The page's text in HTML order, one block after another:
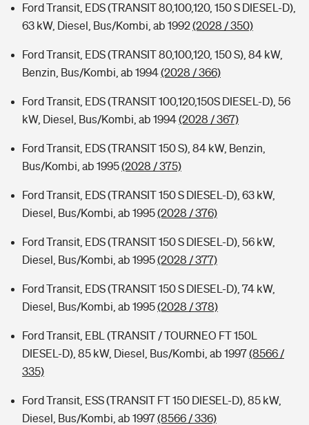
Ford Transit, EDS (TRANSIT 80,100,120, 150 S DIESEL-D),
63 kW, Diesel, Bus/Kombi, ab 1992(2028 / 350)
Ford Transit, EDS (TRANSIT 80,100,120, 150 S), 84 kW,
Benzin, Bus/Kombi, ab 1994(2028 / 366)
Ford Transit, EDS (TRANSIT 100,120,150S DIESEL-D), 56
kW, Diesel, Bus/Kombi, ab 1994(2028 / 367)
Ford Transit, EDS (TRANSIT 150 S), 84 kW, Benzin,
Bus/Kombi, ab 1995(2028 / 375)
Ford Transit, EDS (TRANSIT 150 S DIESEL-D), 63 kW,
Diesel, Bus/Kombi, ab 1995(2028 / 376)
Ford Transit, EDS (TRANSIT 150 S DIESEL-D), 56 kW,
Diesel, Bus/Kombi, ab 1995(2028 / 377)
Ford Transit, EDS (TRANSIT 150 S DIESEL-D), 74 kW,
Diesel, Bus/Kombi, ab 1995(2028 / 378)
Ford Transit, EBL (TRANSIT / TOURNEO FT 150L
DIESEL-D), 85 kW, Diesel, Bus/Kombi, ab 1997(8566 /
335)
Ford Transit, ESS (TRANSIT FT 150 DIESEL-D), 85 kW,
Diesel, Bus/Kombi, ab 1997(8566 / 336)